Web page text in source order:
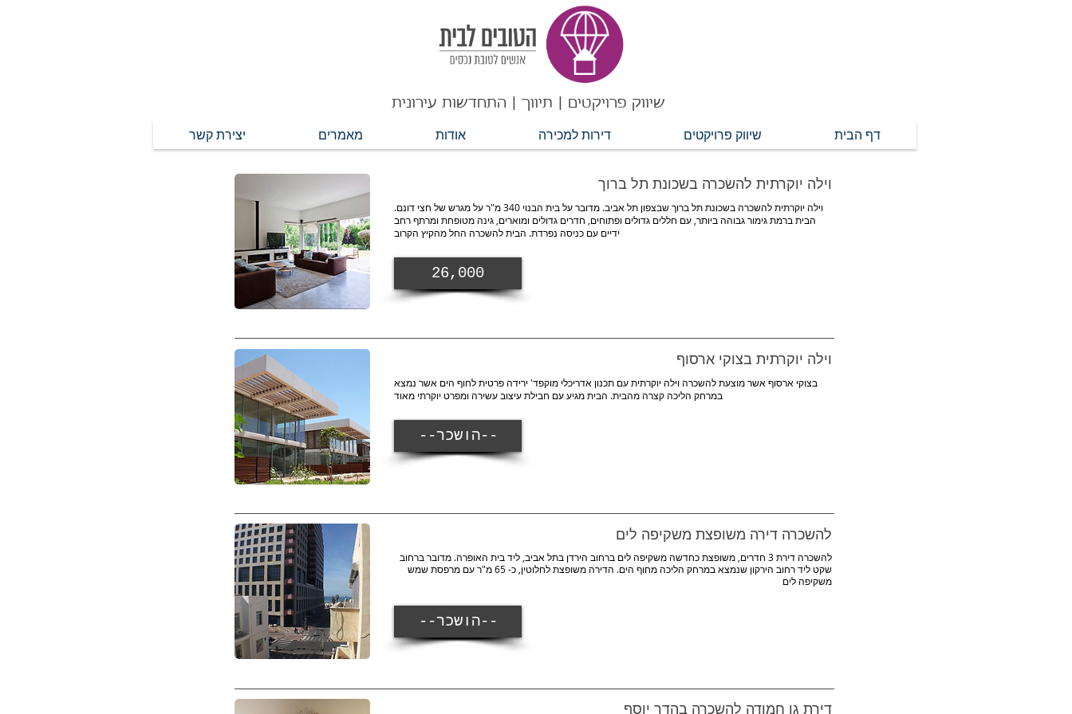
דירות להשכרה
וילה יוקרתית להשכרה בשכונת תל ברוך
וילה יוקרתית להשכרה בשכונת תל ברוך שבצפון תל אביב. מדובר על בית הבנוי 340 מ"ר על מגרש של חצי דונם.
הבית ברמת גימור גבוהה ביותר, עם חללים גדולים ופתוחים, חדרים גדולים ומוארים, גינה מטופחת ומרתף רחב
ידיים עם כניסה נפרדת. הבית להשכרה החל מהקיץ הקרוב
26,000
וילה יוקרתית בצוקי ארסוף
בצוקי ארסוף אשר מוצעת להשכרה וילה יוקרתית עם תכנון אדריכלי מוקפד' ירידה פרטית לחוף הים אשר נמצא
במרחק הליכה קצרה מהבית. הבית מגיע עם חבילת עיצוב עשירה ומפרט יוקרתי מאוד
--הושכר--
להשכרה דירה משופצת משקיפה לים
להשכרה דירת 3 חדרים, משופצת כחדשה משקיפה לים ברחוב הירדן בתל אביב, ליד בית האופרה. מדובר ברחוב
שקט ליד רחוב הירקון שנמצא במרחק הליכה מחוף הים. הדירה משופצת לחלוטין, כ- 65 מ"ר עם מרפסת שמש
משקיפה לים
--הושכר--
דירת גן חמודה להשכרה בהדר יוסף
יצירת קשר מאמרים אודות דירות למכירה שיווק פרויקטים דף הבית
שיווק פרויקטים | תיווך | התחדשות עירונית